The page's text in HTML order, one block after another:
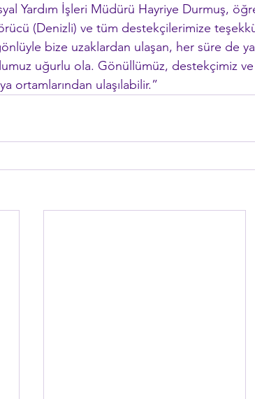
Yardım İşleri Müdürü Hayriye Durmuş,
(Denizli) ve tüm destekçilerimize
bize uzaklardan ulaşan, her süre de
uğurlu ola. Gönüllümüz, destekçimiz ve
ortamlarından ulaşılabilir.”